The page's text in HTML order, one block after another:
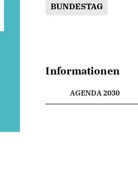
BUNDESTAG
Informationen
AGENDA 2030